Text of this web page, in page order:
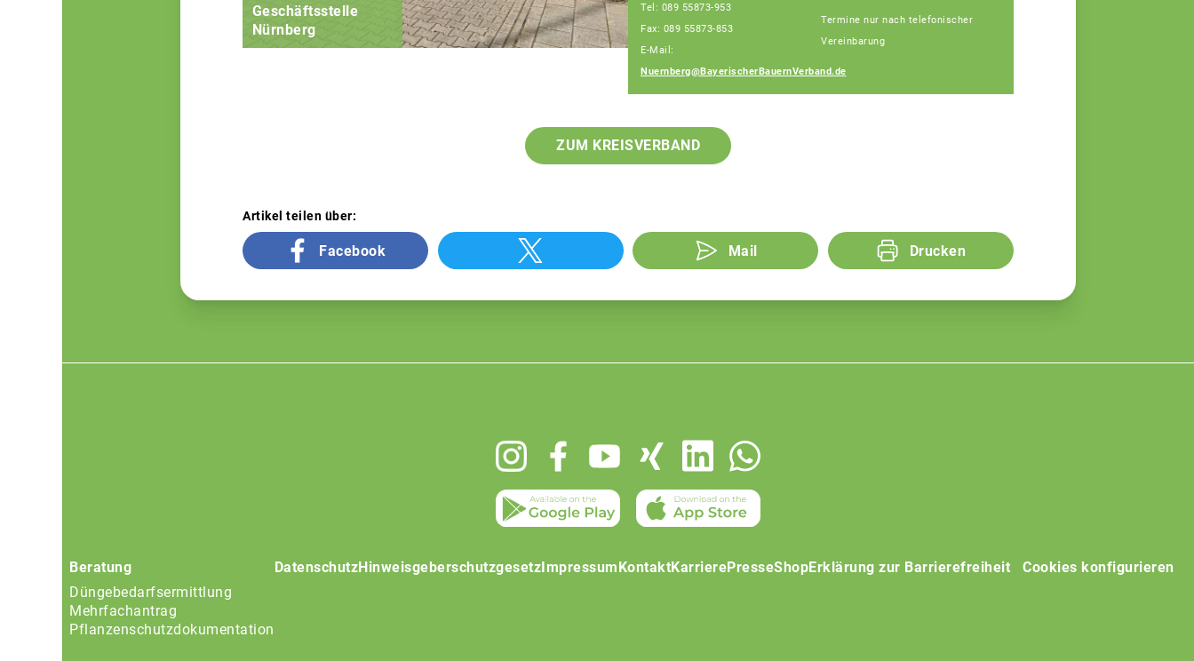
Geschäftsstelle
Nürnberg
Geschäftsstelle
Nürnberg
Tel: 089 55873-953
Fax: 089 55873-853
E-Mail:
Nuernberg@BayerischerBauernVerband.de
Termine nur nach telefonischer
Vereinbarung
ZUM KREISVERBAND
Artikel teilen über:
Facebook Mail Drucken
Beratung
Düngebedarfsermittlung
Mehrfachantrag
Pflanzenschutzdokumentation
DatenschutzHinweisgeberschutzgesetz Impressum KontaktKarrierePresseShopErklärung zur Barrierefreiheit Cookies konfigurieren